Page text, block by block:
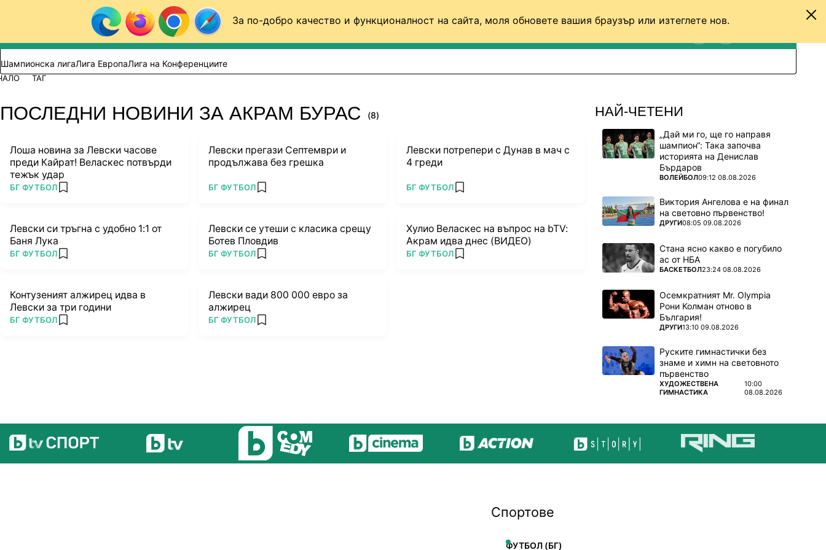
За по-добро качество и функционалност на сайта, моля обновете вашия браузър или изтеглете нов.
Към съдържанието
Търси в сайта
ВИДЕО ФУТБОЛ (БГ)
Шампионска лигаЛига ЕвропаЛига на Конференциите
ТАГ
ПОСЛЕДНИ НОВИНИ ЗА АКРАМ БУРАС (8)
Лоша новина за Левски часове
преди Кайрат! Веласкес потвърди
тежък удар
ПОВЕЧЕ ОТ
БГ ФУТБОЛ add favorites
Левски прегази Септември и
продължава без грешка
ПОВЕЧЕ ОТ
БГ ФУТБОЛ add favorites
Левски потрепери с Дунав в мач с
4 греди
ПОВЕЧЕ ОТ
БГ ФУТБОЛ add favorites
Левски си тръгна с удобно 1:1 от
Баня Лука
ПОВЕЧЕ ОТ
БГ ФУТБОЛ add favorites
Левски се утеши с класика срещу
Ботев Пловдив
ПОВЕЧЕ ОТ
БГ ФУТБОЛ add favorites
Хулио Веласкес на въпрос на bTV:
Акрам идва днес (ВИДЕО)
ПОВЕЧЕ ОТ
БГ ФУТБОЛ add favorites
Контузеният алжирец идва в
Левски за три години
ПОВЕЧЕ ОТ
БГ ФУТБОЛ add favorites
Левски вади 800 000 евро за
алжирец
ПОВЕЧЕ ОТ
БГ ФУТБОЛ add favorites
НАЙ-ЧЕТЕНИ
„Дай ми го, ще го направя
шампион“: Така започва
историята на Денислав
Бърдаров
ПОВЕЧЕ ОТ
ВОЛЕЙБОЛ09:12 08.08.2026
Виктория Ангелова е на финал
на световно първенство!
ПОВЕЧЕ ОТ
ДРУГИ08:05 09.08.2026
Стана ясно какво е погубило
ас от НБА
ПОВЕЧЕ ОТ
БАСКЕТБОЛ23:24 08.08.2026
Осемкратният Mr. Olympia
Рони Колман отново в
България!
ПОВЕЧЕ ОТ
ДРУГИ13:10 09.08.2026
Руските гимнастички без
знаме и химн на световното
първенство
ПОВЕЧЕ ОТ
ХУДОЖЕСТВЕНА
ГИМНАСТИКА
10:00
08.08.2026
Спортове
ФУТБОЛ (БГ)